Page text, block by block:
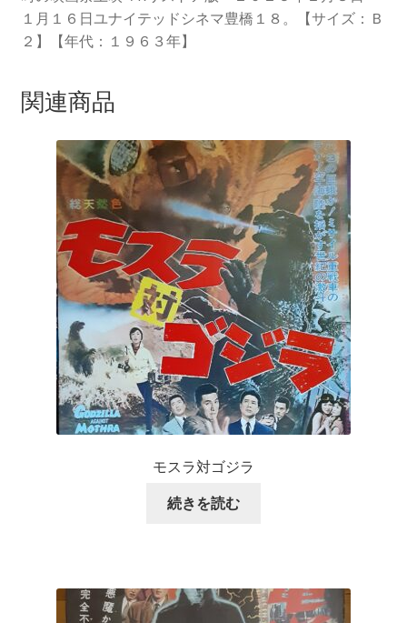
１月１６日ユナイテッドシネマ豊橋１８。【サイズ：Ｂ
２】【年代：１９６３年】
関連商品
モスラ対ゴジラ
続きを読む